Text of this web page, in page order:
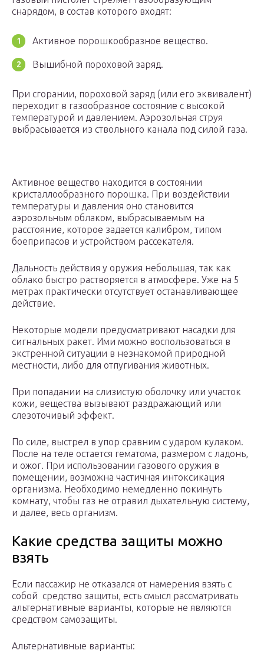
снарядом, в состав которого входят:
Активное порошкообразное вещество.
Вышибной пороховой заряд.
При сгорании, пороховой заряд (или его эквивалент)
переходит в газообразное состояние с высокой
температурой и давлением. Аэрозольная струя
выбрасывается из ствольного канала под силой газа.
Активное вещество находится в состоянии
кристаллообразного порошка. При воздействии
температуры и давления оно становится
аэрозольным облаком, выбрасываемым на
расстояние, которое задается калибром, типом
боеприпасов и устройством рассекателя.
Дальность действия у оружия небольшая, так как
облако быстро растворяется в атмосфере. Уже на 5
метрах практически отсутствует останавливающее
действие.
Некоторые модели предусматривают насадки для
сигнальных ракет. Ими можно воспользоваться в
экстренной ситуации в незнакомой природной
местности, либо для отпугивания животных.
При попадании на слизистую оболочку или участок
кожи, вещества вызывают раздражающий или
слезоточивый эффект.
По силе, выстрел в упор сравним с ударом кулаком.
После на теле остается гематома, размером с ладонь,
и ожог. При использовании газового оружия в
помещении, возможна частичная интоксикация
организма. Необходимо немедленно покинуть
комнату, чтобы газ не отравил дыхательную систему,
и далее, весь организм.
Какие средства защиты можно
взять
Если пассажир не отказался от намерения взять с
собой средство защиты, есть смысл рассматривать
альтернативные варианты, которые не являются
средством самозащиты.
Альтернативные варианты: